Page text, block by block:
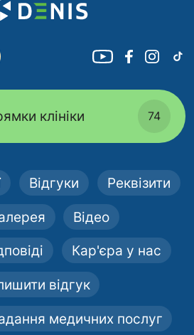
клініки 74
Відгуки Реквізити
Відео
Кар'єра у нас
відгук
медичних послуг